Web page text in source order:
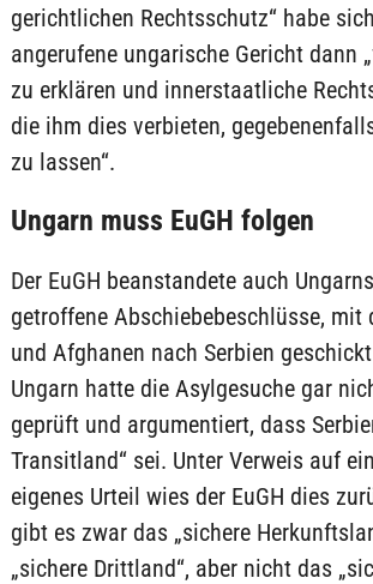
gerichtlichen Rechtsschutz“ habe
angerufene ungarische Gericht dann
zu erklären und innerstaatliche
die ihm dies verbieten,
zu lassen“.
Ungarn muss EuGH folgen
Der EuGH beanstandete auch
getroffene Abschiebebeschlüsse, mit
und Afghanen nach Serbien
Ungarn hatte die Asylgesuche gar
geprüft und argumentiert, dass
Transitland“ sei. Unter Verweis auf
eigenes Urteil wies der EuGH dies
gibt es zwar das „sichere
„sichere Drittland“, aber nicht das